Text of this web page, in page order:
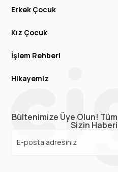
Erkek Çocuk
Kız Çocuk
İşlem Rehberi
Hikayemiz
Bültenimize Üye Olun!
Sizin